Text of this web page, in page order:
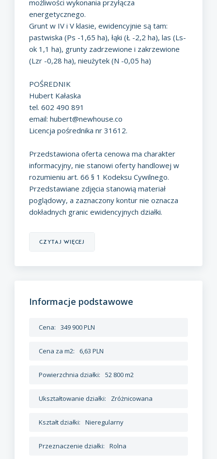
możliwości wykonania przyłącza
energetycznego.
Grunt w IV i V klasie, ewidencyjnie są tam:
pastwiska (Ps -1,65 ha), łąki (Ł -2,2 ha), las (Ls-
ok 1,1 ha), grunty zadrzewione i zakrzewione
(Lzr -0,28 ha), nieużytek (N -0,05 ha)
POŚREDNIK
Hubert Kałaska
tel. 602 490 891
email: hubert@newhouse.co
Licencja pośrednika nr 31612.
Przedstawiona oferta cenowa ma charakter
informacyjny, nie stanowi oferty handlowej w
rozumieniu art. 66 § 1 Kodeksu Cywilnego.
Przedstawiane zdjęcia stanowią materiał
poglądowy, a zaznaczony kontur nie oznacza
dokładnych granic ewidencyjnych działki.
czytaj więcej
Informacje podstawowe
Cena: 349 900 PLN
Cena za m2: 6,63 PLN
Powierzchnia działki: 52 800 m2
Ukształtowanie działki: Zróżnicowana
Kształt działki: Nieregularny
Przeznaczenie działki: Rolna